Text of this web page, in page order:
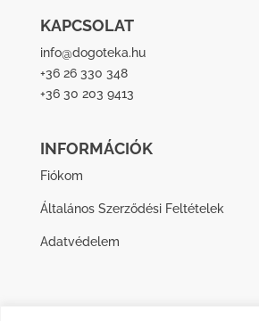
KAPCSOLAT
info@dogoteka.hu
+36 26 330 348
+36 30 203 9413
INFORMÁCIÓK
Fiókom
Általános Szerződési Feltételek
Adatvédelem